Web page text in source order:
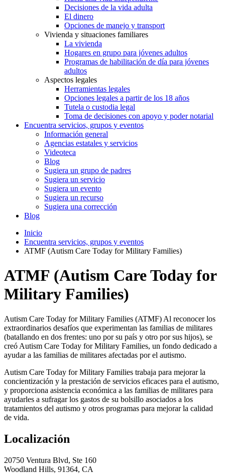
Decisiones de la vida adulta
El dinero
Opciones de manejo y transport
Vivienda y situaciones familiares
La vivienda
Hogares en grupo para jóvenes adultos
Programas de habilitación de día para jóvenes
adultos
Aspectos legales
Herramientas legales
Opciones legales a partir de los 18 años
Tutela o custodia legal
Toma de decisiones con apoyo y poder notarial
Encuentra servicios, grupos y eventos
Información general
Agencias estatales y servicios
Videoteca
Blog
Sugiera un grupo de padres
Sugiera un servicio
Sugiera un evento
Sugiera un recurso
Sugiera una corrección
Blog
Inicio
Encuentra servicios, grupos y eventos
ATMF (Autism Care Today for Military Families)
ATMF (Autism Care Today for
Military Families)
Autism Care Today for Military Families (ATMF) Al reconocer los
extraordinarios desafíos que experimentan las familias de militares
(batallando en dos frentes: uno por su país y otro por sus hijos), se
creó Autism Care Today for Military Families, un fondo dedicado a
ayudar a las familias de militares afectadas por el autismo.
Autism Care Today for Military Families trabaja para mejorar la
concientización y la prestación de servicios eficaces para el autismo,
y proporciona asistencia económica a las familias de militares para
ayudarles a sufragar los gastos de su bolsillo asociados a los
tratamientos del autismo y otros programas para mejorar la calidad
de vida.
Localización
20750 Ventura Blvd, Ste 160
Woodland Hills, 91364, CA